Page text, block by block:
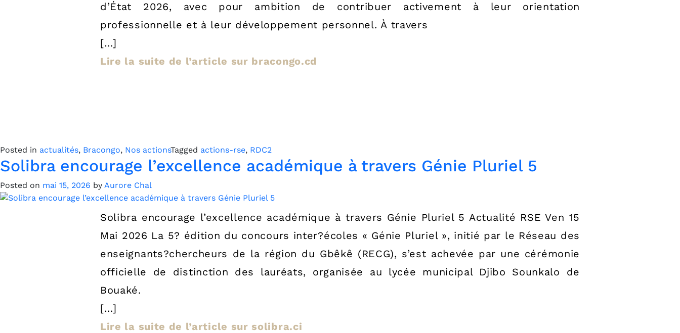
d’État 2026, avec pour ambition de contribuer activement à leur orientation
professionnelle et à leur développement personnel. À travers
[…]
Lire la suite de l’article sur bracongo.cd
Posted in actualités, Bracongo, Nos actionsTagged actions-rse, RDC2
Solibra encourage l’excellence académique à travers Génie Pluriel 5
Posted on mai 15, 2026 by Aurore Chal
Solibra encourage l’excellence académique à travers Génie Pluriel 5 Actualité RSE Ven 15
Mai 2026 La 5? édition du concours inter?écoles « Génie Pluriel », initié par le Réseau des
enseignants?chercheurs de la région du Gbêkê (RECG), s’est achevée par une cérémonie
officielle de distinction des lauréats, organisée au lycée municipal Djibo Sounkalo de
Bouaké.
[…]
Lire la suite de l’article sur solibra.ci